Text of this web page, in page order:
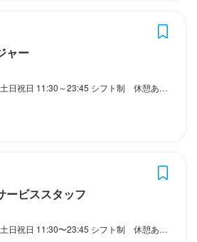
ャー
制 休憩あり 週2日以上、1日3時間からOK 終電考慮 ダブルワークOK フルタイム歓迎
ービススタッフ
制 休憩あり 週2日以上、1日3時間からOK 終電考慮 ダブルワークOK フルタイム歓迎
営管理など、幅広い業務を担当してい
ント経験を存分に活かせる環境です。
ポイント
ます。
ションなので、丁寧な対応がそのまま
営管理など、幅広い業務を担当してい
ント経験を存分に活かせる環境です。
ポイント
み
チェック
します。
携われるため、自分の手で料理を作り
る環境です。
ポイント
ープンするおでん居酒屋で、新しい仲
的なおでんが看板メニュー。特に、鶏ガ
素材の旨みを丁寧に引き出した自信作
まざまなポジションで新メンバーを採
て、店づくりの最初の段階から参加で
飲食業界の経験がある方はもちろん、
しい店で働きたい」という方も歓迎し
ポイント
勤務OK。家庭の事情やライフスタイル
で簡単
フォンから直接注文するアプリを導
手間がなく、オーダーミスも減らせま
勤務OK。家庭の事情やライフスタイル
ろん、フルタイムでしっかり働きたい
フォンから直接注文するアプリを導
手間がなく、オーダーミスも減らせま